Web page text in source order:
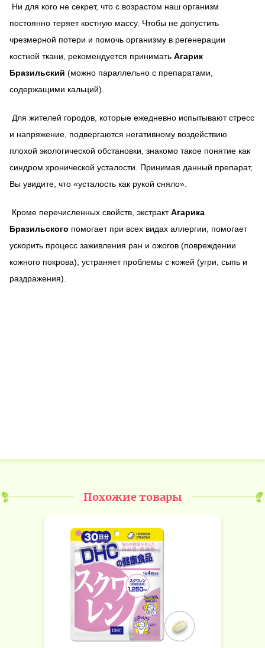
Ни для кого не секрет, что с возрастом наш организм
постоянно теряет костную массу. Чтобы не допустить
чрезмерной потери и помочь организму в регенерации
костной ткани, рекомендуется принимать Агарик
Бразильский (можно параллельно с препаратами,
содержащими кальций).
Для жителей городов, которые ежедневно испытывают стресс
и напряжение, подвергаются негативному воздействию
плохой экологической обстановки, знакомо такое понятие как
синдром хронической усталости. Принимая данный препарат,
Вы увидите, что «усталость как рукой сняло».
Кроме перечисленных свойств, экстрактАгарика
Бразильского помогает при всех видах аллергии, помогает
ускорить процесс заживления ран и ожогов (повреждении
кожного покрова), устраняет проблемы с кожей (угри, сыпь и
раздражения).
Похожие товары